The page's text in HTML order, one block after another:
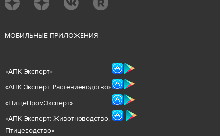
МОБИЛЬНЫЕ ПРИЛОЖЕНИЯ
«АПК Эксперт»
«АПК Эксперт. Растениеводство»
«ПищеПромЭксперт»
«АПК Эксперт: Животноводство.
Птицеводство»